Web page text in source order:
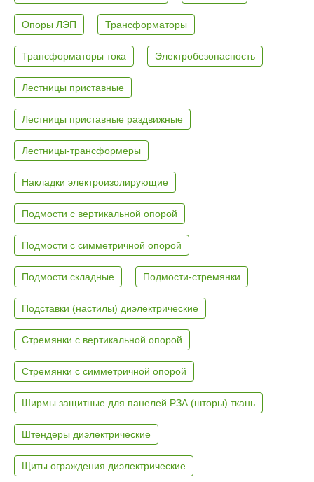
Опоры ЛЭП Трансформаторы
Трансформаторы тока Электробезопасность
Лестницы приставные
Лестницы приставные раздвижные
Лестницы-трансформеры
Накладки электроизолирующие
Подмости с вертикальной опорой
Подмости с симметричной опорой
Подмости складные Подмости-стремянки
Подставки (настилы) диэлектрические
Стремянки с вертикальной опорой
Стремянки с симметричной опорой
Ширмы защитные для панелей РЗА (шторы) ткань
Штендеры диэлектрические
Щиты ограждения диэлектрические